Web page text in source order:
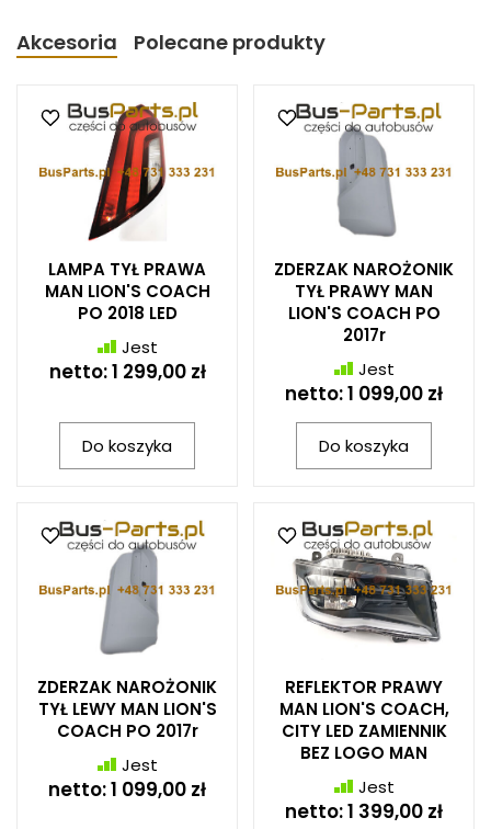
Akcesoria Polecane produkty
LAMPA TYŁ PRAWA
MAN LION'S COACH
PO 2018 LED
Jest
netto:1 299,00 zł
Do koszyka
ZDERZAK NAROŻONIK
TYŁ PRAWY MAN
LION'S COACH PO
2017r
Jest
netto:1 099,00 zł
Do koszyka
ZDERZAK NAROŻONIK
TYŁ LEWY MAN LION'S
COACH PO 2017r
Jest
netto:1 099,00 zł
REFLEKTOR PRAWY
MAN LION'S COACH,
CITY LED ZAMIENNIK
BEZ LOGO MAN
Jest
netto:1 399,00 zł